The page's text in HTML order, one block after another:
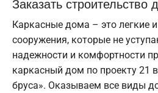
Каркасные дома – это легкие
сооружения, которые не
надежности и комфортности
каркасный дом по проекту 21
бруса». Оказываем все виды